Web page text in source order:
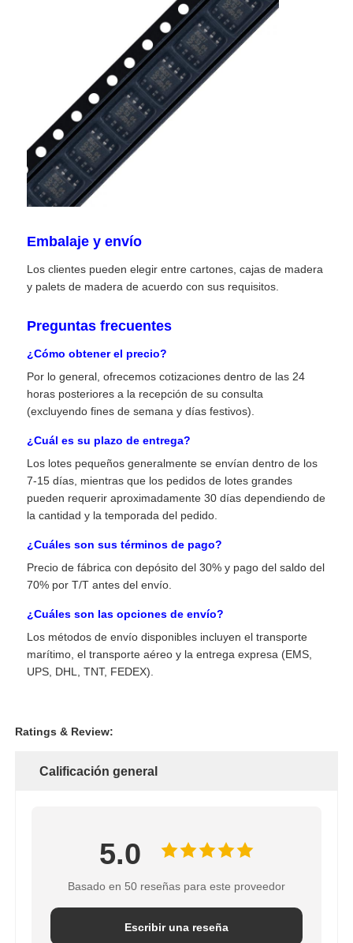
Circuitos integrados de RF
Componentes electrónicos
Programación de PLC
Módulo GPS
Módulo de Radiofrecuencia
Módulo de energía
Retransmisión de estado sólido
Antena de la comunicación
Conector
Chip de gestión de energía
Embalaje y envío
Los clientes pueden elegir entre cartones, cajas de madera
y palets de madera de acuerdo con sus requisitos.
Preguntas frecuentes
¿Cómo obtener el precio?
Por lo general, ofrecemos cotizaciones dentro de las 24
horas posteriores a la recepción de su consulta
(excluyendo fines de semana y días festivos).
¿Cuál es su plazo de entrega?
Los lotes pequeños generalmente se envían dentro de los
7-15 días, mientras que los pedidos de lotes grandes
pueden requerir aproximadamente 30 días dependiendo de
la cantidad y la temporada del pedido.
¿Cuáles son sus términos de pago?
Precio de fábrica con depósito del 30% y pago del saldo del
70% por T/T antes del envío.
¿Cuáles son las opciones de envío?
Los métodos de envío disponibles incluyen el transporte
marítimo, el transporte aéreo y la entrega expresa (EMS,
UPS, DHL, TNT, FEDEX).
Ratings & Review:
Calificación general
5.0
Basado en 50 reseñas para este proveedor
Escribir una reseña